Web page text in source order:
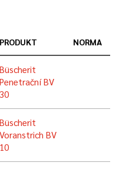
PRODUKT NORMA
Büscherit
Penetrační BV
30
Büscherit
Voranstrich BV
10